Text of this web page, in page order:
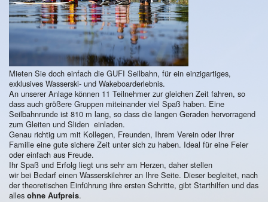
Mieten Sie doch einfach die GUFI Seilbahn, für ein einzigartiges,
exklusives Wasserski- und Wakeboarderlebnis.
An unserer Anlage können 11 Teilnehmer zur gleichen Zeit fahren, so
dass auch größere Gruppen miteinander viel Spaß haben. Eine
Seilbahnrunde ist 810 m lang, so dass die langen Geraden hervorragend
zum Gleiten und Sliden einladen.
Genau richtig um mit Kollegen, Freunden, Ihrem Verein oder Ihrer
Familie eine gute sichere Zeit unter sich zu haben. Ideal für eine Feier
oder einfach aus Freude.
Ihr Spaß und Erfolg liegt uns sehr am Herzen, daher stellen
wir bei Bedarf einen Wasserskilehrer an Ihre Seite. Dieser begleitet, nach
der theoretischen Einführung ihre ersten Schritte, gibt Starthilfen und das
alles ohne Aufpreis.